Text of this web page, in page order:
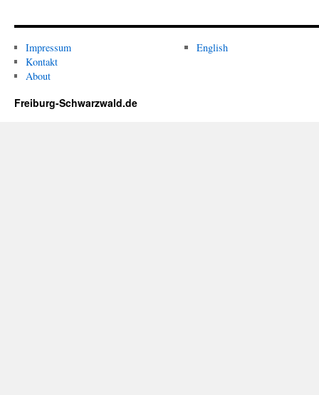
Impressum
Kontakt
About
English
Freiburg-Schwarzwald.de